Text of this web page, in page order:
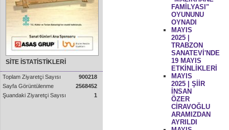
SİTE İSTATİSTİKLERİ
Toplam Ziyaretçi Sayısı
900218
Sayfa Görüntülenme
2568452
Şuandaki Ziyaretçi Sayısı
1
FAMİLYASI"
OYUNUNU
OYNADI
MAYIS
2025 |
TRABZON
SANATEVİ'NDE
19 MAYIS
ETKİNLİKLERİ
MAYIS
2025 | ŞİİR
İNSAN
ÖZER
CİRAVOĞLU
ARAMIZDAN
AYRILDI